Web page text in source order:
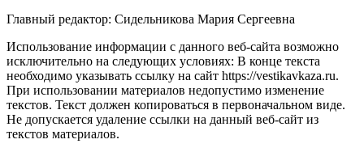
Главный редактор: Сидельникова Мария Сергеевна
Использование информации с данного веб-сайта возможно
исключительно на следующих условиях: В конце текста
необходимо указывать ссылку на сайт https://vestikavkaza.ru.
При использовании материалов недопустимо изменение
текстов. Текст должен копироваться в первоначальном виде.
Не допускается удаление ссылки на данный веб-сайт из
текстов материалов.